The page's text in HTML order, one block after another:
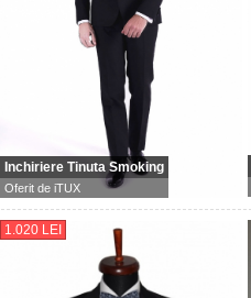
Inchiriere Tinuta Smoking
Oferit de iTUX
1.020 LEI